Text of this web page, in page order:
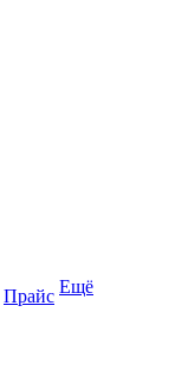
Прайс Ещё